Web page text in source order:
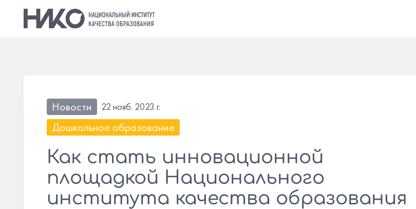
Новости 22 нояб. 2023 г.
Дошкольное образование
Как стать инновационной
площадкой Национального
института качества образования